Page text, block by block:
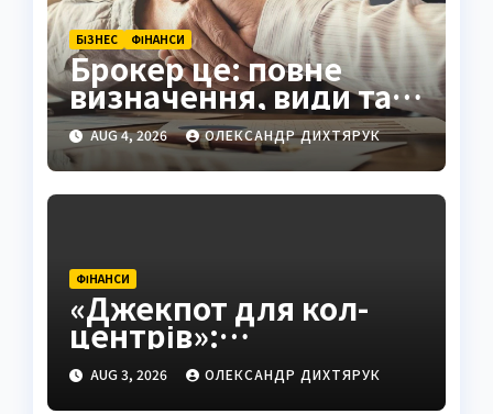
БІЗНЕС ФІНАНСИ
Брокер це: повне
визначення, види та
як обрати надійного
посередника
AUG 4, 2026 ОЛЕКСАНДР ДИХТЯРУК
ФІНАНСИ
«Джекпот для кол-
центрів»:
Смілянський про нові
правила НБУ
AUG 3, 2026 ОЛЕКСАНДР ДИХТЯРУК